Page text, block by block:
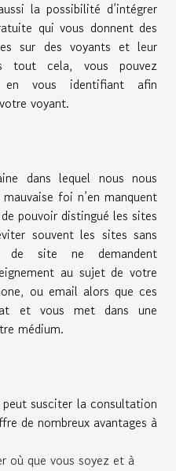
la possibilité d’intégrer
qui vous donnent des
sur des voyants et leur
tout cela, vous pouvez
en vous identifiant afin
voyant.
dans lequel nous nous
foi n’en manquent
pouvoir distingué les sites
souvent les sites sans
de site ne demandent
au sujet de votre
ou email alors que ces
et vous met dans une
médium.
susciter la consultation
de nombreux avantages à
où que vous soyez et à